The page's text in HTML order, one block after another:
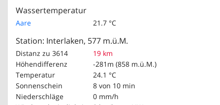
Wassertemperatur
Aare 21.7 °C
Station: Interlaken, 577 m.ü.M.
Distanz zu 3614
19 km
Höhendifferenz
-281m (858 m.ü.M.)
Temperatur
24.1 °C
Sonnenschein
8 von 10 min
Niederschläge
0 mm/h